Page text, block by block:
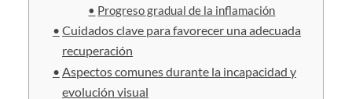
Progreso gradual de la inflamación
Cuidados clave para favorecer una adecuada
recuperación
Aspectos comunes durante la incapacidad y
evolución visual